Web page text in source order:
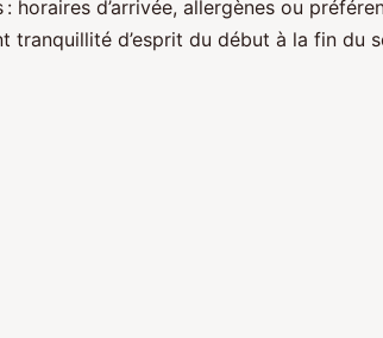
d’arrivée, allergènes ou
tranquillité d’esprit du début à la fin du